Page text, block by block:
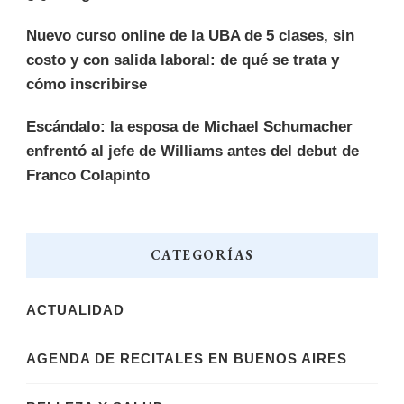
Nuevo curso online de la UBA de 5 clases, sin
costo y con salida laboral: de qué se trata y
cómo inscribirse
Escándalo: la esposa de Michael Schumacher
enfrentó al jefe de Williams antes del debut de
Franco Colapinto
CATEGORÍAS
ACTUALIDAD
AGENDA DE RECITALES EN BUENOS AIRES